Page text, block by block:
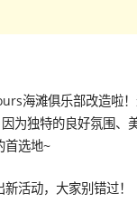
海滩俱乐部改造啦
为独特的良好氛围、
首选地~
活动，大家别错过！